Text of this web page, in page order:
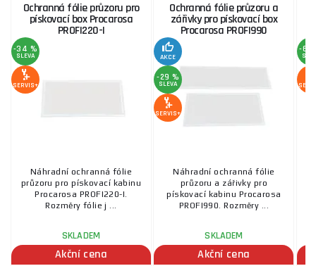
Ochranná fólie průzoru pro
pískovací box Procarosa
PROFI220-I
-34 %
SLEVA
SERVIS+
Náhradní ochranná fólie
průzoru pro pískovací kabinu
Procarosa PROFI220-I.
Rozměry fólie j ...
SKLADEM
Akční cena
Ochranná fólie průzoru a
zářivky pro pískovací box
Procarosa PROFI990
AKCE
-29 %
SLEVA
SERVIS+
Náhradní ochranná fólie
průzoru a zářivky pro
pískovací kabinu Procarosa
PROFI990. Rozměry ...
SKLADEM
Akční cena
-66